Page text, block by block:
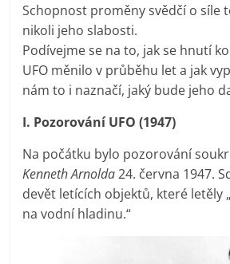
Schopnost proměny svědčí o síle
nikoli jeho slabosti.
Podívejme se na to, jak se hnutí
UFO měnilo v průběhu let a jak
nám to i naznačí, jaký bude jeho
I. Pozorování UFO (1947)
Na počátku bylo pozorování
Kenneth Arnolda24. června 1947.
devět letících objektů, které letěly
na vodní hladinu.“